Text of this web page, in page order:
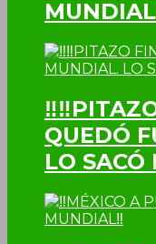
QUEDÓ
LO SACÓ